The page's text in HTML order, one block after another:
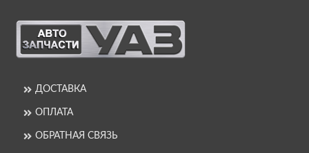
ДОСТАВКА
ОПЛАТА
ОБРАТНАЯ СВЯЗЬ